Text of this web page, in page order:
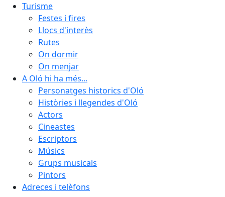
Turisme
Festes i fires
Llocs d'interès
Rutes
On dormir
On menjar
A Oló hi ha més...
Personatges historics d'Oló
Històries i llegendes d'Oló
Actors
Cineastes
Escriptors
Músics
Grups musicals
Pintors
Adreces i telèfons